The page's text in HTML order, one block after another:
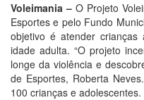
Voleimania –O Projeto
Esportes e pelo Fundo
objetivo é atender
idade adulta. “O projeto
longe da violência e
de Esportes, Roberta
100 crianças e adolescentes.